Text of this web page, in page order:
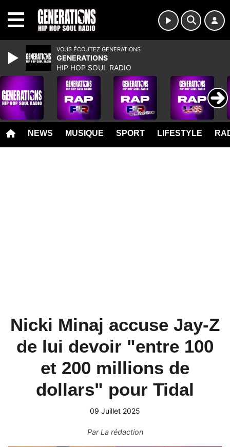
NEWS MUSIQUE SPORT LIFESTYLE
Nicki Minaj accuse Jay-Z
de lui devoir "entre 100
et 200 millions de
dollars" pour Tidal
09 Juillet 2025
ParLa rédaction
VOUS ÉCOUTEZ GENERATIONS
GENERATIONS
HIP HOP SOUL RADIO